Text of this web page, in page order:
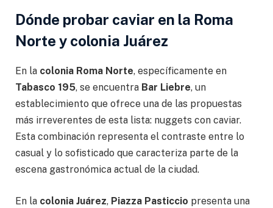
Dónde probar caviar en la Roma
Norte y colonia Juárez
En la colonia Roma Norte, específicamente en
Tabasco 195, se encuentra Bar Liebre, un
establecimiento que ofrece una de las propuestas
más irreverentes de esta lista: nuggets con caviar.
Esta combinación representa el contraste entre lo
casual y lo sofisticado que caracteriza parte de la
escena gastronómica actual de la ciudad.
En la colonia Juárez, Piazza Pasticcio presenta una